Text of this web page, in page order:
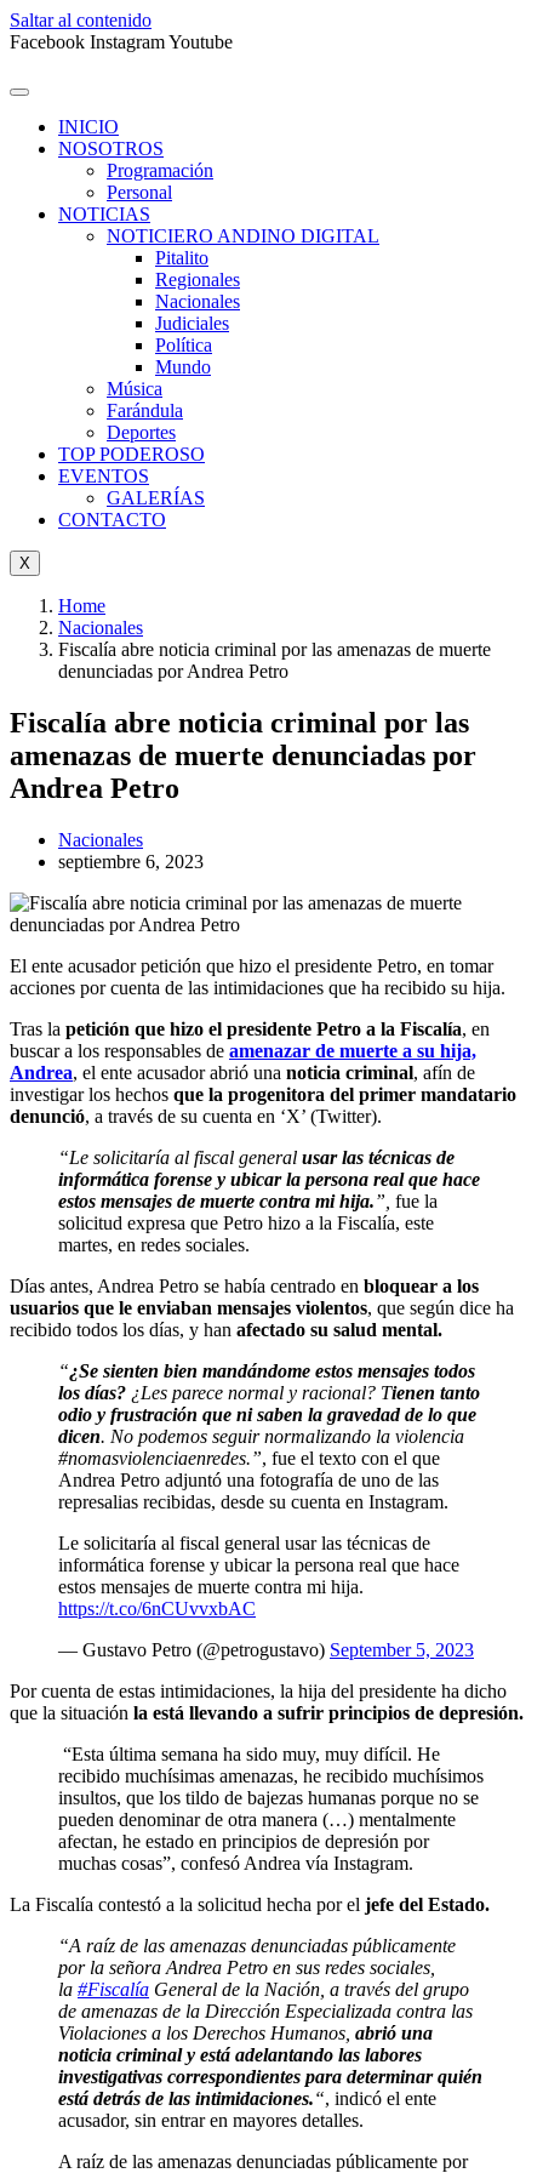
Saltar al contenido
Facebook InstagramYoutube
INICIO
NOSOTROS
Programación
Personal
NOTICIAS
NOTICIERO ANDINO DIGITAL
Pitalito
Regionales
Nacionales
Judiciales
Política
Mundo
Música
Farándula
Deportes
TOP PODEROSO
EVENTOS
GALERÍAS
CONTACTO
X
Home
Nacionales
Fiscalía abre noticia criminal por las amenazas de muerte
denunciadas por Andrea Petro
Fiscalía abre noticia criminal por las
amenazas de muerte denunciadas por
Andrea Petro
Nacionales
septiembre 6, 2023
El ente acusador petición que hizo el presidente Petro, en tomar
acciones por cuenta de las intimidaciones que ha recibido su hija.
Tras la petición que hizo el presidente Petro a la Fiscalía, en
buscar a los responsables de amenazar de muerte a su hija,
Andrea, el ente acusador abrió una noticia criminal, afín de
investigar los hechos que la progenitora del primer mandatario
denunció, a través de su cuenta en ‘X’ (Twitter).
“Le solicitaría al fiscal general usar las técnicas de
informática forense y ubicar la persona real que hace
estos mensajes de muerte contra mi hija.”, fue la
solicitud expresa que Petro hizo a la Fiscalía, este
martes, en redes sociales.
Días antes, Andrea Petro se había centrado en bloquear a los
usuarios que le enviaban mensajes violentos, que según dice ha
recibido todos los días, y han afectado su salud mental.
“¿Se sienten bien mandándome estos mensajes todos
los días? ¿Les parece normal y racional? Tienen tanto
odio y frustración que ni saben la gravedad de lo que
dicen. No podemos seguir normalizando la violencia
#nomasviolenciaenredes.”, fue el texto con el que
Andrea Petro adjuntó una fotografía de uno de las
represalias recibidas, desde su cuenta en Instagram.
Le solicitaría al fiscal general usar las técnicas de
informática forense y ubicar la persona real que hace
estos mensajes de muerte contra mi hija.
https://t.co/6nCUvvxbAC
— Gustavo Petro (@petrogustavo) September 5, 2023
Por cuenta de estas intimidaciones, la hija del presidente ha dicho
que la situación la está llevando a sufrir principios de depresión.
“Esta última semana ha sido muy, muy difícil. He
recibido muchísimas amenazas, he recibido muchísimos
insultos, que los tildo de bajezas humanas porque no se
pueden denominar de otra manera (…) mentalmente
afectan, he estado en principios de depresión por
muchas cosas”, confesó Andrea vía Instagram.
La Fiscalía contestó a la solicitud hecha por el jefe del Estado.
“A raíz de las amenazas denunciadas públicamente
por la señora Andrea Petro en sus redes sociales,
la #Fiscalía General de la Nación, a través del grupo
de amenazas de la Dirección Especializada contra las
Violaciones a los Derechos Humanos, abrió una
noticia criminal y está adelantando las labores
investigativas correspondientes para determinar quién
está detrás de las intimidaciones.“, indicó el ente
acusador, sin entrar en mayores detalles.
A raíz de las amenazas denunciadas públicamente por